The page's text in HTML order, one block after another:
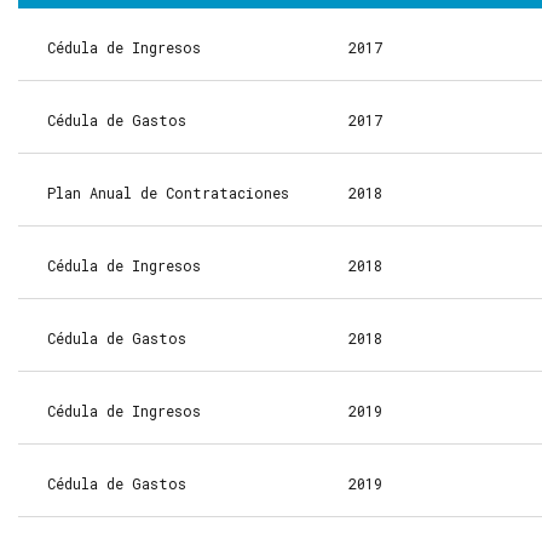
Cédula de Ingresos 2017
Cédula de Gastos 2017
Plan Anual de Contrataciones 2018
Cédula de Ingresos 2018
Cédula de Gastos 2018
Cédula de Ingresos 2019
Cédula de Gastos 2019